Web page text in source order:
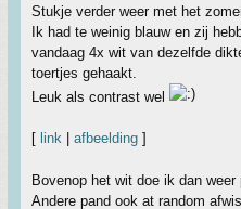
Stukje verder weer met het
Ik had te weinig blauw en zij
vandaag 4x wit van dezelfde
toertjes gehaakt.
Leuk als contrast wel
[ link afbeelding ]
Bovenop het wit doe ik dan weer
Andere pand ook at random